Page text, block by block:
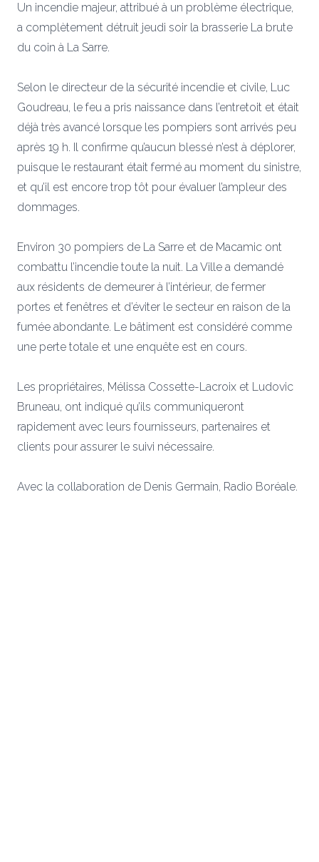
Un incendie majeur, attribué à un problème électrique,
a complètement détruit jeudi soir la brasserie La brute
du coin à La Sarre.
Selon le directeur de la sécurité incendie et civile, Luc
Goudreau, le feu a pris naissance dans l’entretoit et était
déjà très avancé lorsque les pompiers sont arrivés peu
après 19 h. Il confirme qu’aucun blessé n’est à déplorer,
puisque le restaurant était fermé au moment du sinistre,
et qu’il est encore trop tôt pour évaluer l’ampleur des
dommages.
Environ 30 pompiers de La Sarre et de Macamic ont
combattu l’incendie toute la nuit. La Ville a demandé
aux résidents de demeurer à l’intérieur, de fermer
portes et fenêtres et d’éviter le secteur en raison de la
fumée abondante. Le bâtiment est considéré comme
une perte totale et une enquête est en cours.
Les propriétaires, Mélissa Cossette-Lacroix et Ludovic
Bruneau, ont indiqué qu’ils communiqueront
rapidement avec leurs fournisseurs, partenaires et
clients pour assurer le suivi nécessaire.
Avec la collaboration de Denis Germain, Radio Boréale.